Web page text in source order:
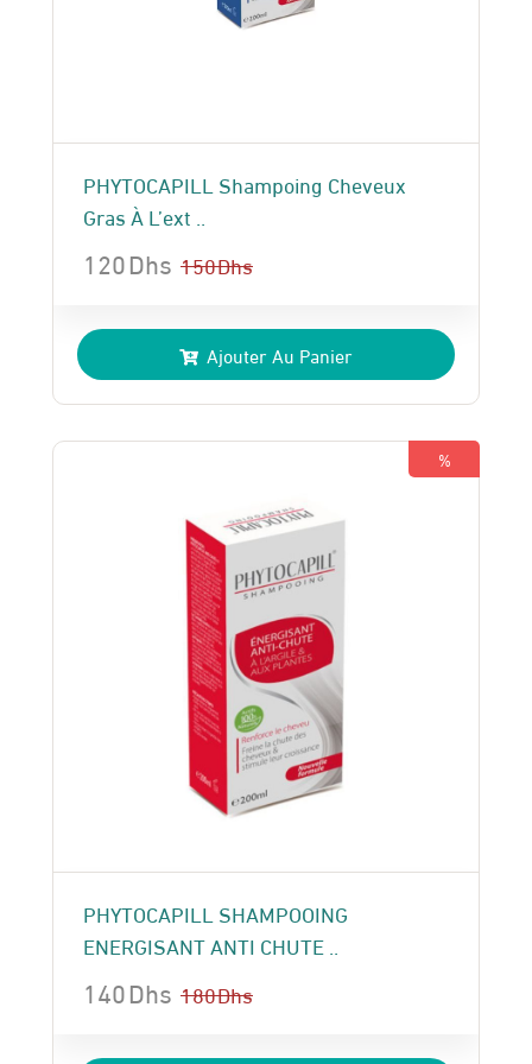
PHYTOCAPILL Shampoing Cheveux
Gras À L’ext ..
150Dhs
prix
initial
était :
150 Dhs.
120Dhs
prix
actuel
est :
120 Dhs.
Ajouter Au Panier
%
PHYTOCAPILL SHAMPOOING
ENERGISANT ANTI CHUTE ..
180Dhs
140Dhs